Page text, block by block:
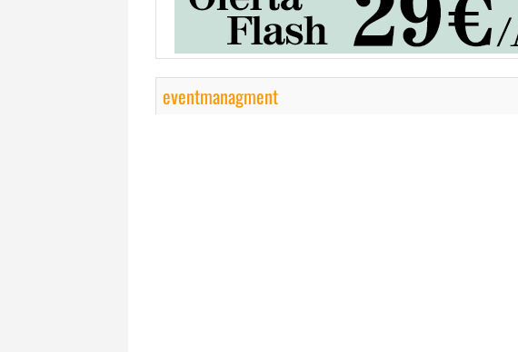
eventmanagment